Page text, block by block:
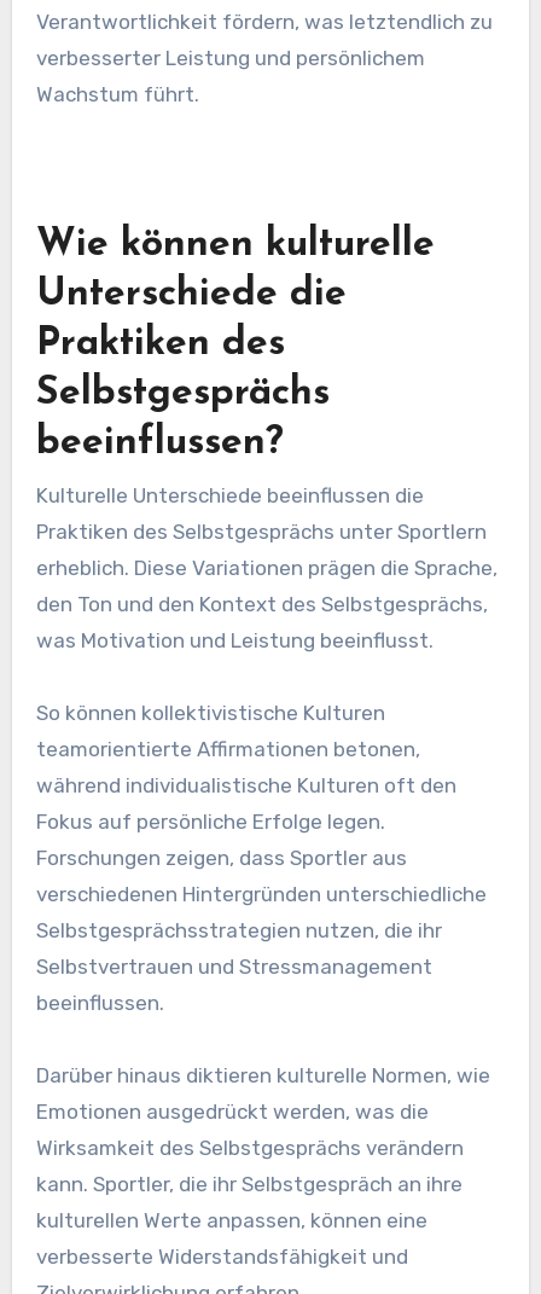
Verantwortlichkeit fördern, was letztendlich zu
verbesserter Leistung und persönlichem
Wachstum führt.
Wie können kulturelle
Unterschiede die
Praktiken des
Selbstgesprächs
beeinflussen?
Kulturelle Unterschiede beeinflussen die
Praktiken des Selbstgesprächs unter Sportlern
erheblich. Diese Variationen prägen die Sprache,
den Ton und den Kontext des Selbstgesprächs,
was Motivation und Leistung beeinflusst.
So können kollektivistische Kulturen
teamorientierte Affirmationen betonen,
während individualistische Kulturen oft den
Fokus auf persönliche Erfolge legen.
Forschungen zeigen, dass Sportler aus
verschiedenen Hintergründen unterschiedliche
Selbstgesprächsstrategien nutzen, die ihr
Selbstvertrauen und Stressmanagement
beeinflussen.
Darüber hinaus diktieren kulturelle Normen, wie
Emotionen ausgedrückt werden, was die
Wirksamkeit des Selbstgesprächs verändern
kann. Sportler, die ihr Selbstgespräch an ihre
kulturellen Werte anpassen, können eine
verbesserte Widerstandsfähigkeit und